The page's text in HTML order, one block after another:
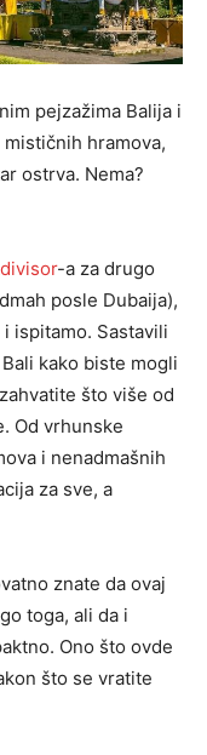
pejzažima Balija i
mističnih hramova,
ostrva. Nema?
divisor-a za drugo
posle Dubaija),
ispitamo. Sastavili
kako biste mogli
zahvatite što više od
Od vrhunske
i nenadmašnih
za sve, a
znate da ovaj
toga, ali da i
. Ono što ovde
što se vratite